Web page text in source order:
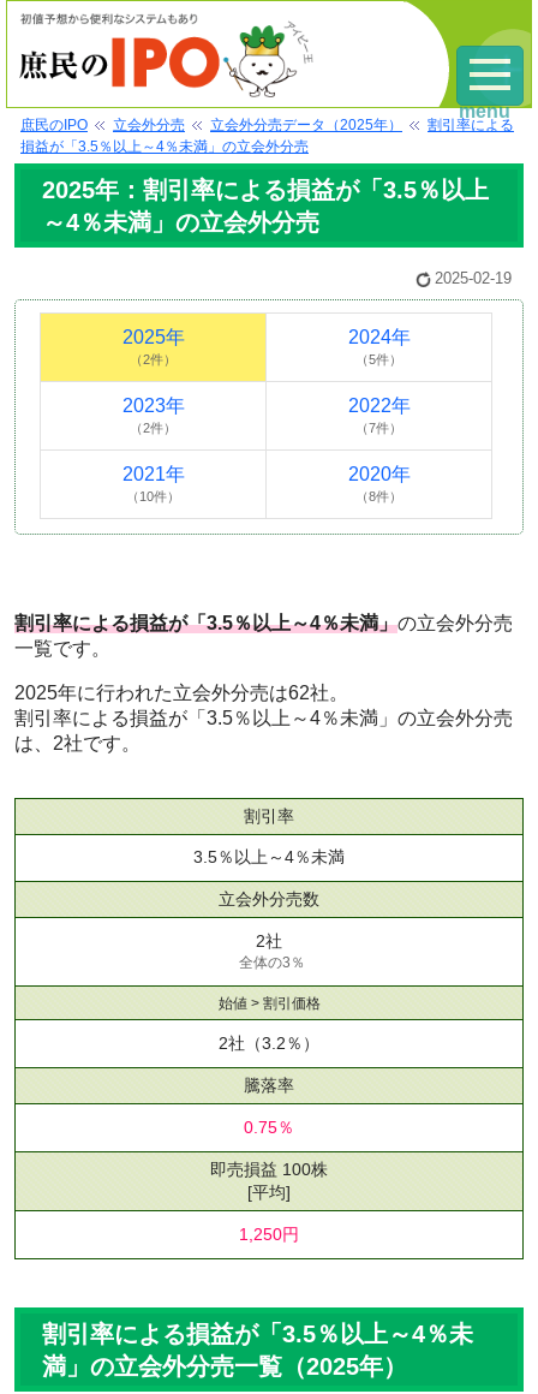
庶民のIPO 立会外分売 立会外分売データ（2025年）
割引率による
損益が「3.5％以上～4％未満」の立会外分売
2025年：割引率による損益が「3.5％以上
～4％未満」の立会外分売
2025-02-19
2025年
（2件）
2024年
（5件）
2023年
（2件）
2022年
（7件）
2021年
（10件）
2020年
（8件）
割引率による損益が「3.5％以上～4％未満」の立会外分売
一覧です。
2025年に行われた立会外分売は62社。
割引率による損益が「3.5％以上～4％未満」の立会外分売
は、2社です。
割引率
3.5％以上～4％未満
立会外分売数
2社
全体の3％
始値 > 割引価格
2社 （3.2％）
騰落率
0.75％
即売損益 100株
[平均]
1,250円
割引率による損益が「3.5％以上～4％未
満」の立会外分売一覧（2025年）
menu